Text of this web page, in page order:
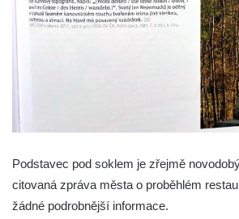
Semilech
Pamětní deska Tomáše Garrigue
na radnici v Českých Budějovicích
Pamětní deska na biskupské rezidenci v
Pamětní deska Josefa Hloucha na
Budějovicích
Socha žáby u rybníčku na Náměstí v
Kamenném Újezdě
Podstavec pod soklem je zřejmě
citovaná zpráva města o proběhlém
žádné podrobnější informace.